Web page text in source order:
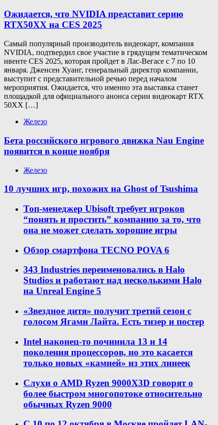
Ожидается, что NVIDIA представит серию
RTX50XX на CES 2025
Самый популярный производитель видеокарт, компания
NVIDIA, подтвердил свое участие в грядущем тематическом
ивенте CES 2025, которая пройдет в Лас-Вегасе с 7 по 10
января. Дженсен Хуанг, генеральный директор компании,
выступит с представительной речью перед началом
мероприятия. Ожидается, что именно эта выставка станет
площадкой для официального анонса серии видеокарт RTX
50XX […]
Железо
Бета российского игрового движка Nau Engine
появится в конце ноября
Железо
10 лучших игр, похожих на Ghost of Tsushima
Топ-менеджер Ubisoft требует игроков
“понять и простить” компанию за то, что
она не может сделать хорошие игры
Обзор смартфона TECNO POVA 6
343 Industries переименовались в Halo
Studios и работают над несколькими Halo
на Unreal Engine 5
«Звездное дитя» получит третий сезон с
голосом Ягами Лайта. Есть тизер и постер
Intel наконец-то починила 13 и 14
поколения процессоров, но это касается
только новых «камней» из этих линеек
Слухи о AMD Ryzen 9000X3D говорят о
более быстром многопотоке относительно
обычных Ryzen 9000